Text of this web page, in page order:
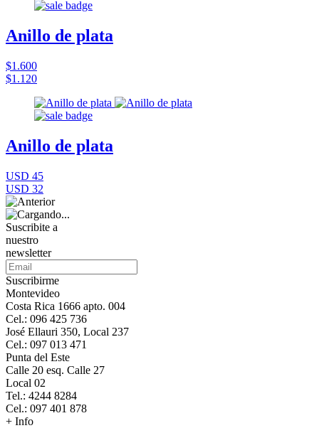
Anillo de plata
$1.600
$1.120
Anillo de plata
USD 45
USD 32
Suscribite a
nuestro
newsletter
Suscribirme
Montevideo
Costa Rica 1666 apto. 004
Cel.: 096 425 736
José Ellauri 350, Local 237
Cel.: 097 013 471
Punta del Este
Calle 20 esq. Calle 27
Local 02
Tel.: 4244 8284
Cel.: 097 401 878
+ Info